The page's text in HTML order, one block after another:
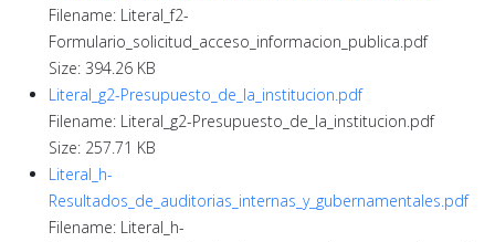
Filename: Literal_f2-
Formulario_solicitud_acceso_informacion_publica.pdf
Size: 394.26 KB
Literal_g2-Presupuesto_de_la_institucion.pdf
Filename: Literal_g2-Presupuesto_de_la_institucion.pdf
Size: 257.71 KB
Literal_h-
Resultados_de_auditorias_internas_y_gubernamentales.pdf
Filename: Literal_h-